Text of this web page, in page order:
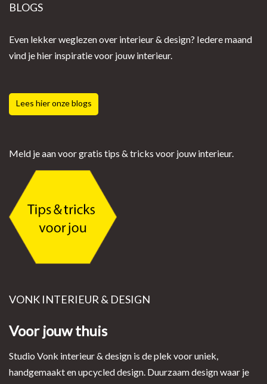
BLOGS
Even lekker weglezen over interieur & design? Iedere maand
vind je hier inspiratie voor jouw interieur.
Lees hier onze blogs
Meld je aan voor gratis tips & tricks voor jouw interieur.
VONK INTERIEUR & DESIGN
Voor jouw thuis
Studio Vonk interieur & design is de plek voor uniek,
handgemaakt en upcycled design. Duurzaam design waar je